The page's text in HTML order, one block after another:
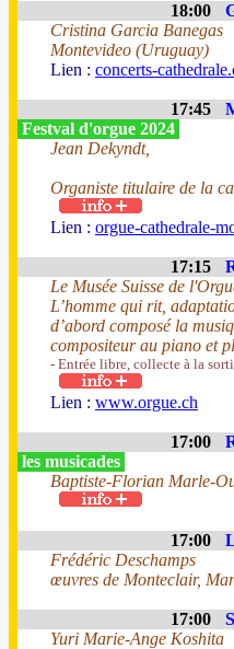
18:00
Cristina Garcia Banegas
Montevideo (Uruguay)
Lien : concerts-
17:45
Festval d'orgue 2024
Jean Dekyndt,
Organiste titulaire de la
Lien : orgue-cathedrale-
17:15
Le Musée Suisse de
L’homme qui rit,
d’abord composé la
compositeur au piano et
- Entrée libre, collecte à la
Lien : www.orgue.ch
17:00
les musicades
Baptiste-Florian Marle-
17:00
Frédéric Deschamps
œuvres de Monteclair,
17:00
Yuri Marie-Ange Koshita